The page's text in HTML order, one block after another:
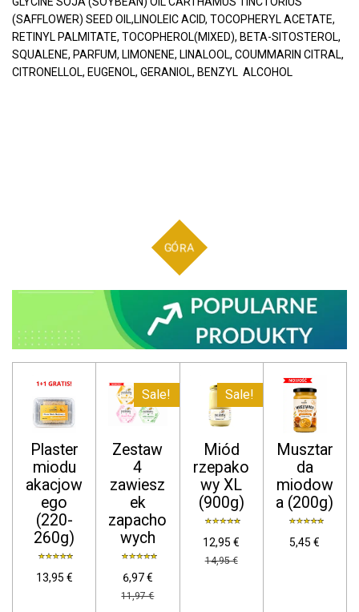
(SAFFLOWER) SEED OIL,LINOLEIC ACID, TOCOPHERYL ACETATE,
RETINYL PALMITATE, TOCOPHEROL(MIXED), BETA-SITOSTEROL,
SQUALENE, PARFUM, LIMONENE, LINALOOL, COUMMARIN CITRAL,
CITRONELLOL, EUGENOL, GERANIOL, BENZYL ALCOHOL
GÓRA
Plaster
miodu
akacjow
ego
(220-
260g)
13,95 €
Sale!
Zestaw
4
zawiesz
ek
zapacho
wych
6,97 €
11,97 €
Sale!
Miód
rzepako
wy XL
(900g)
12,95 €
14,95 €
Musztar
da
miodow
a (200g)
5,45 €